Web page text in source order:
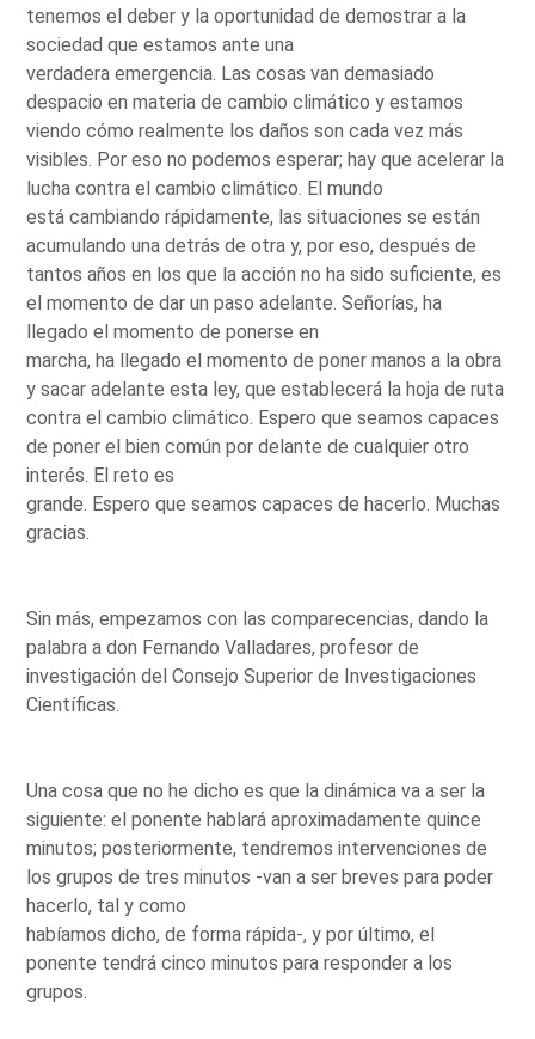
tenemos el deber y la oportunidad de demostrar a la
sociedad que estamos ante una
verdadera emergencia. Las cosas van demasiado
despacio en materia de cambio climático y estamos
viendo cómo realmente los daños son cada vez más
visibles. Por eso no podemos esperar; hay que acelerar la
lucha contra el cambio climático. El mundo
está cambiando rápidamente, las situaciones se están
acumulando una detrás de otra y, por eso, después de
tantos años en los que la acción no ha sido suficiente, es
el momento de dar un paso adelante. Señorías, ha
llegado el momento de ponerse en
marcha, ha llegado el momento de poner manos a la obra
y sacar adelante esta ley, que establecerá la hoja de ruta
contra el cambio climático. Espero que seamos capaces
de poner el bien común por delante de cualquier otro
interés. El reto es
grande. Espero que seamos capaces de hacerlo. Muchas
gracias.
Sin más, empezamos con las comparecencias, dando la
palabra a don Fernando Valladares, profesor de
investigación del Consejo Superior de Investigaciones
Científicas.
Una cosa que no he dicho es que la dinámica va a ser la
siguiente: el ponente hablará aproximadamente quince
minutos; posteriormente, tendremos intervenciones de
los grupos de tres minutos -van a ser breves para poder
hacerlo, tal y como
habíamos dicho, de forma rápida-, y por último, el
ponente tendrá cinco minutos para responder a los
grupos.